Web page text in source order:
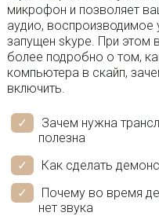
микрофон и позволяет
аудио, воспроизводимое
запущен skype. При
более подробно о том,
компьютера в скайп,
включить.
Зачем нужна
полезна
Как сделать
Почему во время
нет звука